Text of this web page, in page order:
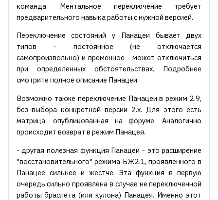
команда. Ментальное переключение требует
предварительного навыка работы с нужной версией.
Переключение состояний у Панацеи бывает двух
типов - постоянное (не отключается
самопроизвольно) и временное - может отключиться
при определенных обстоятельствах. Подробнее
смотрите полное описание Панацеи.
Возможно также переключение Панацеи в режим 2.9,
без выбора конкретной версии 2.х. Для этого есть
матрица, опубликованная на форуме. Аналогично
происходит возврат в режим Панацея.
- другая полезная функция Панацеи - это расширение
"восстановительного" режима БЖ2.1, проявленного в
Панацее сильнее и жестче. Эта функция в первую
очередь сильно проявлена в случае не переключенной
работы браслета (или кулона) Панацея. Именно этот